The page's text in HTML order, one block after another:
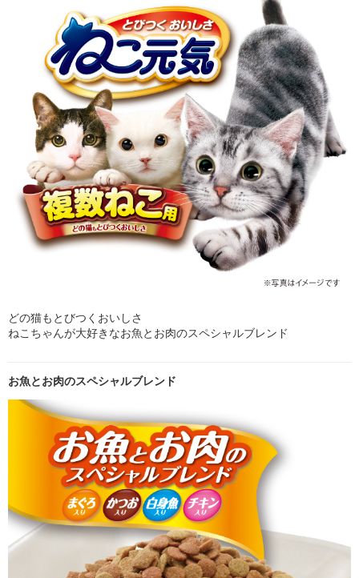
どの猫もとびつくおいしさ
ねこちゃんが大好きなお魚とお肉のスペシャルブレンド
お魚とお肉のスペシャルブレンド